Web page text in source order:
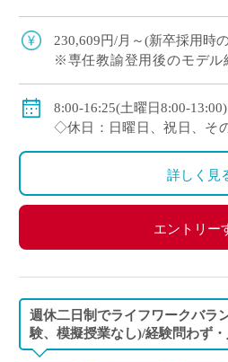
し) ・1クラス30名の少人
230,609円/月～(新卒採用時
※専任教諭登用後のモデル
◇賞与：有(7.0ヶ月分＋α ※
◇手当：各種有
◇保険：私学共済、雇用保険
8:00-16:25(土曜日8:00-13:00)
◇休日：日曜日、祝日、そ
詳しく見
エントリー
週休二日制でライフワークバラ
験、模擬授業なし)/経験問わず